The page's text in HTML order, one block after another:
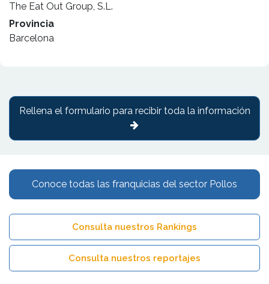
The Eat Out Group, S.L.
Provincia
Barcelona
Conoce todas las franquicias del sector Pollos
Consulta nuestros Rankings
Consulta nuestros reportajes